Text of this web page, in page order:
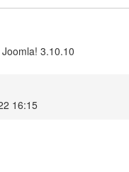
3.10.10
16:15